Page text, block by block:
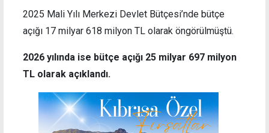
2025 Mali Yılı Merkezi Devlet Bütçesi’nde bütçe
açığı 17 milyar 618 milyon TL olarak öngörülmüştü.
2026 yılında ise bütçe açığı 25 milyar 697 milyon
TL olarak açıklandı.